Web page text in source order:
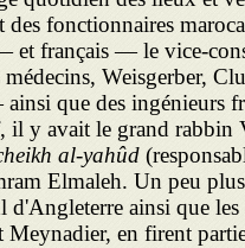
des fonctionnaires
et français — le vice-
Weisgerber,
que des ingénieurs
il y avait le grand rabbin
al-yahûd
Elmaleh. Un peu
ainsi que les
Meynadier, en firent